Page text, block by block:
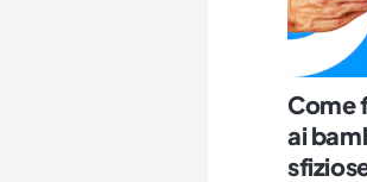
Come
ai